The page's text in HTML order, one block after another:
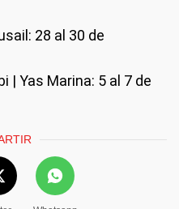
28 al 30 de
| Yas Marina: 5 al 7 de